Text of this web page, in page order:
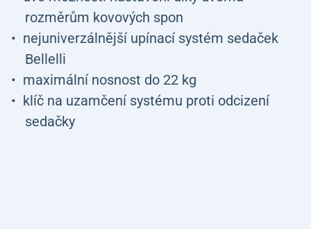
rozměrům kovových spon
nejuniverzálnější upínací systém sedaček
Bellelli
maximální nosnost do 22 kg
klíč na uzamčení systému proti odcizení
sedačky